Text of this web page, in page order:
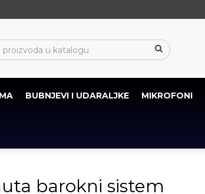
BUBNJEVI I UDARALJKE MIKROFONI
barokni sistem